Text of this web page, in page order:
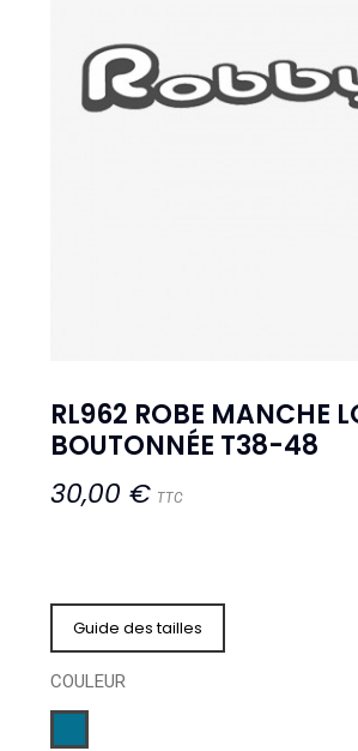
RL962 ROBE MANCHE
BOUTONNÉE T38-48
30,00 € TTC
Guide des tailles
COULEUR